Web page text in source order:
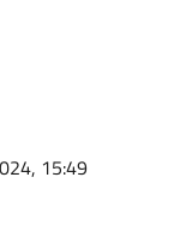
15:49